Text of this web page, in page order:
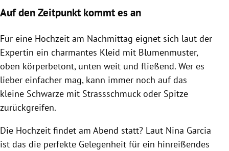
Auf den Zeitpunkt kommt es an
Für eine Hochzeit am Nachmittag eignet sich laut der
Expertin ein charmantes Kleid mit Blumenmuster,
oben körperbetont, unten weit und fließend. Wer es
lieber einfacher mag, kann immer noch auf das
kleine Schwarze mit Strassschmuck oder Spitze
zurückgreifen.
Die Hochzeit findet am Abend statt? Laut Nina Garcia
ist das die perfekte Gelegenheit für ein hinreißendes